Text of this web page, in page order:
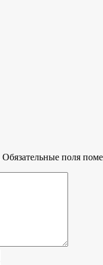
Обязательные поля